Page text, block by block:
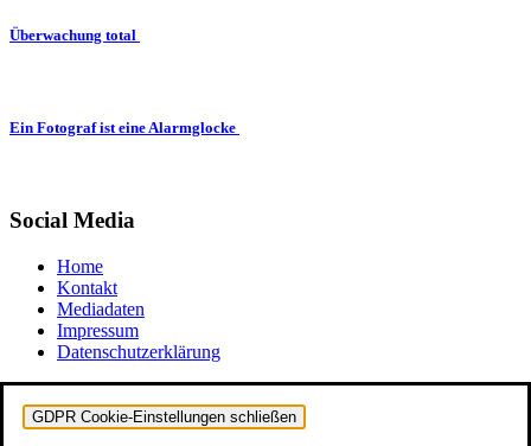
Überwachung total
Ein Fotograf ist eine Alarmglocke
Social Media
Home
Kontakt
Mediadaten
Impressum
Datenschutzerklärung
GDPR Cookie-Einstellungen schließen